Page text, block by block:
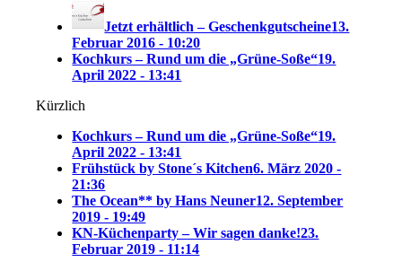
Jetzt erhältlich – Geschenkgutscheine13.
Februar 2016 - 10:20
Kochkurs – Rund um die „Grüne-Soße“19.
April 2022 - 13:41
Kürzlich
Kochkurs – Rund um die „Grüne-Soße“19.
April 2022 - 13:41
Frühstück by Stone´s Kitchen6. März 2020 -
21:36
The Ocean** by Hans Neuner12. September
2019 - 19:49
KN-Küchenparty – Wir sagen danke!23.
Februar 2019 - 11:14